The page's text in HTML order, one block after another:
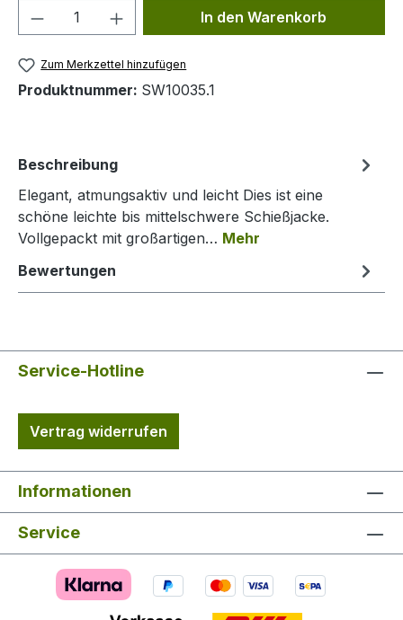
Produkt Anzahl: Gib denIn den Warenkorb
Zum Merkzettel hinzufügen
Produktnummer: SW10035.1
Beschreibung
Elegant, atmungsaktiv und leicht Dies ist eine
schöne leichte bis mittelschwere Schießjacke.
Vollgepackt mit großartigen… Mehr
Bewertungen
Service-Hotline
Vertrag widerrufen
Informationen
Service